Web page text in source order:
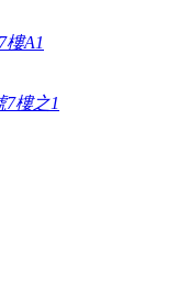
樓A1
7樓之1